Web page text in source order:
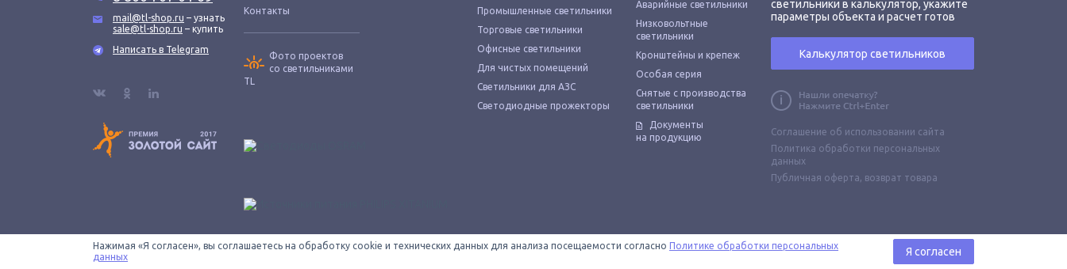
mail@tl-shop.ru – узнать
sale@tl-shop.ru – купить
Написать в Telegram
Контакты
Фото проектов
со светильниками
TL
Промышленные светильники
Торговые светильники
Офисные светильники
Для чистых помещений
Светильники для АЗС
Светодиодные прожекторы
Аварийные светильники
Низковольтные
светильники
Кронштейны и крепеж
Особая серия
Снятые с производства
светильники
Документы
на продукцию
светильники в калькулятор, укажите
параметры объекта и расчет готов
Калькулятор светильников
Соглашение об использовании сайта
Политика обработки персональных
данных
Публичная оферта, возврат товара
Все провода зачищены © 2026 ООО «КОНТУР». TL-SHOP — официальный магазин светодиодных светильников «Технологии света»
Нажимая «Я согласен», вы соглашаетесь на обработку cookie и технических данных для анализа посещаемости согласно Политике обработки персональных
данных
Я согласен